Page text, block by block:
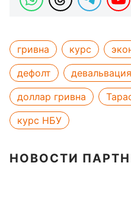
гривна курс
дефолт
девальвация
доллар гривна
курс НБУ
НОВОСТИ